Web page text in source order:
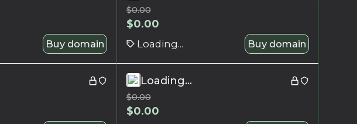
Buy domain
$0.00
$0.00
Loading... Buy domain
Loading...
$0.00
$0.00